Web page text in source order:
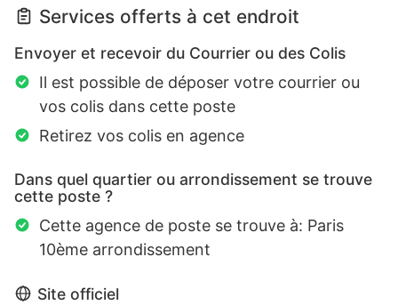
Services offerts à cet endroit
Envoyer et recevoir du Courrier ou des Colis
Il est possible de déposer votre courrier ou
vos colis dans cette poste
Retirez vos colis en agence
Dans quel quartier ou arrondissement se trouve
cette poste ?
Cette agence de poste se trouve à: Paris
10ème arrondissement
Site officiel